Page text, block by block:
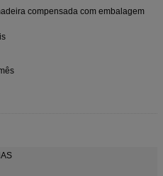
compensada com embalagem